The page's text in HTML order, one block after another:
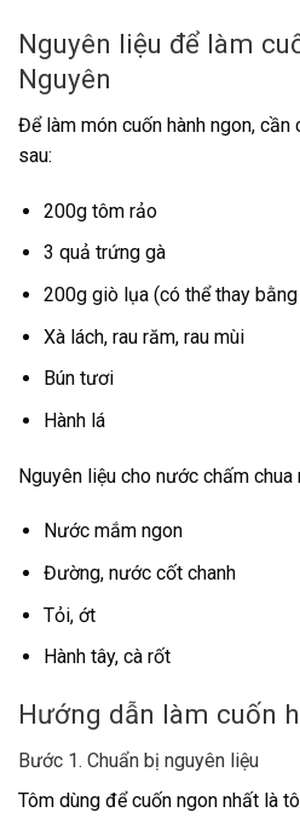
Nguyên liệu để làm
Nguyên
Để làm món cuốn hành ngon,
sau:
200g tôm rảo
3 quả trứng gà
200g giò lụa (có thể thay
Xà lách, rau răm, rau mùi
Bún tươi
Hành lá
Nguyên liệu cho nước chấm chua
Nước mắm ngon
Đường, nước cốt chanh
Tỏi, ớt
Hành tây, cà rốt
Hướng dẫn làm cuốn
Bước 1. Chuẩn bị nguyên liệu
Tôm dùng để cuốn ngon nhất là